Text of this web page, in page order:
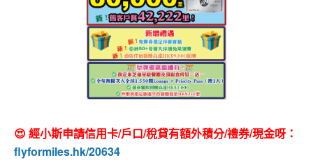
😍 經小斯申請信用卡/戶口/稅貸有額外積分/禮券/現金呀：
flyformiles.hk/20634